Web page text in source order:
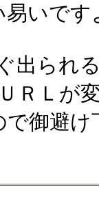
易いです
出られ
ＲＬが
で御避け